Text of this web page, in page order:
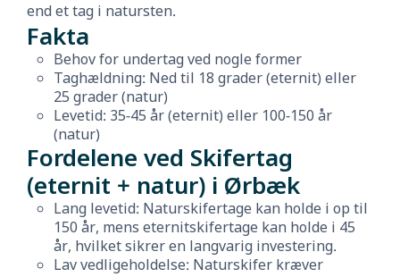
end et tag i natursten.
Fakta
Behov for undertag ved nogle former
Taghældning: Ned til 18 grader (eternit) eller
25 grader (natur)
Levetid: 35-45 år (eternit) eller 100-150 år
(natur)
Fordelene ved Skifertag
(eternit + natur) i Ørbæk
Lang levetid: Naturskifertage kan holde i op til
150 år, mens eternitskifertage kan holde i 45
år, hvilket sikrer en langvarig investering.
Lav vedligeholdelse: Naturskifer kræver